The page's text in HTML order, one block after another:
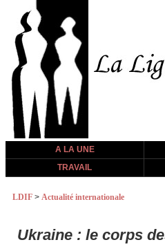
A LA UNE
TRAVAIL
LDIF > Actualité internationale
Ukraine : le corps